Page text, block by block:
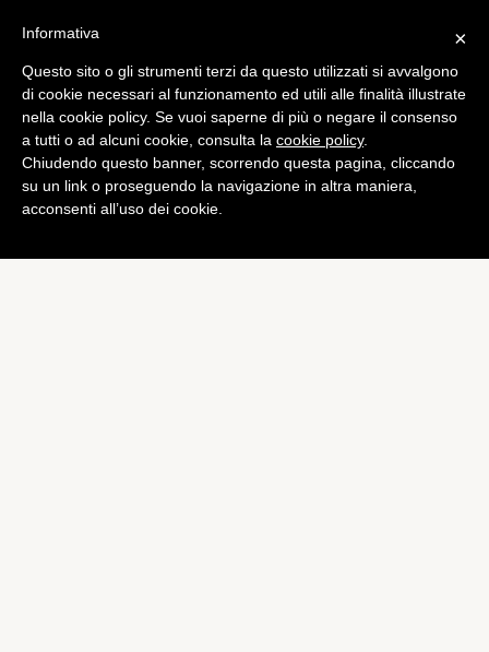
App
Top 100 app: hackerate il
92% di quelle in App Store,
il 100% su Google Play
diAlessandro Moretti
×
Informativa
Questo sito o gli strumenti terzi da questo utilizzati si avvalgono
di cookie necessari al funzionamento ed utili alle finalità illustrate
nella cookie policy. Se vuoi saperne di più o negare il consenso
a tutti o ad alcuni cookie, consulta la cookie policy.
Chiudendo questo banner, scorrendo questa pagina, cliccando
su un link o proseguendo la navigazione in altra maniera,
acconsenti all’uso dei cookie.